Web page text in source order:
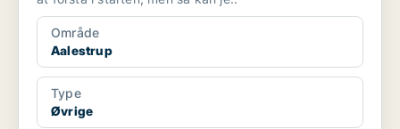
Område
Aalestrup
Type
Øvrige